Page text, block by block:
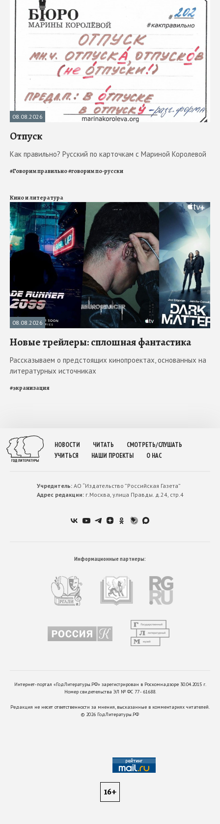
08.08.2026
Отпуск
Как правильно? Русский по карточкам с Мариной Королевой
#Говорим правильно#говорим по-русски
Кино и литература
08.08.2026
Новые трейлеры: сплошная фантастика
Рассказываем о предстоящих кинопроектах, основанных на
литературных источниках
#экранизация
НОВОСТИ ЧИТАТЬ
СМОТРЕТЬ/СЛУШАТЬ
УЧИТЬСЯ
НАШИ ПРОЕКТЫ О НАС
Учредитель:АО “Издательство ”Российская Газета”
Адрес редакции:г.Москва, улица Правды. д.24, стр.4
Информационные партнеры:
Интернет-портал «ГодЛитературы.РФ» зарегистрирован в Роскомнадзоре 30.04.2015 г.
Номер свидетельства ЭЛ № ФС 77 - 61688.
Редакция не несет ответственности за мнения, высказанные в комментариях читателей.
© 2026 ГодЛитературы.РФ
16+